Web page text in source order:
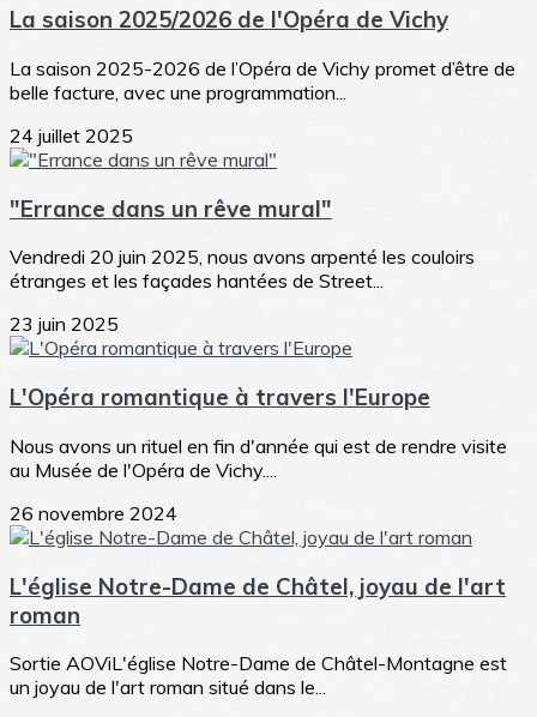
La saison 2025/2026 de l'Opéra de Vichy
La saison 2025-2026 de l’Opéra de Vichy promet d’être de
belle facture, avec une programmation...
24 juillet 2025
"Errance dans un rêve mural"
Vendredi 20 juin 2025, nous avons arpenté les couloirs
étranges et les façades hantées de Street...
23 juin 2025
L'Opéra romantique à travers l'Europe
Nous avons un rituel en fin d'année qui est de rendre visite
au Musée de l'Opéra de Vichy....
26 novembre 2024
L'église Notre-Dame de Châtel, joyau de l'art
roman
Sortie AOViL'église Notre-Dame de Châtel-Montagne est
un joyau de l'art roman situé dans le...